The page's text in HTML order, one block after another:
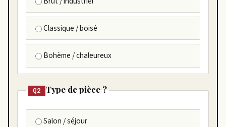
Classique / boisé
Bohème / chaleureux
Q2 Type de pièce ?
Salon / séjour